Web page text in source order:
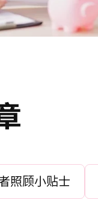
以套用筛选。
照顾小贴士